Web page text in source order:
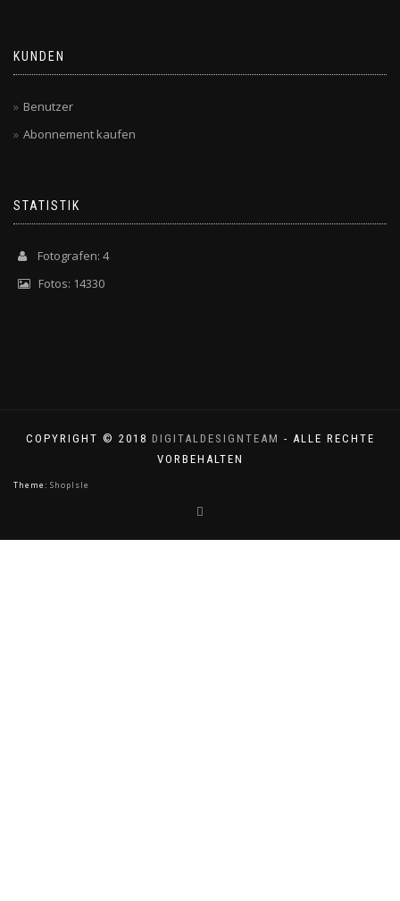
KUNDEN
Benutzer
Abonnement kaufen
STATISTIK
Fotografen: 4
Fotos: 14330
COPYRIGHT © 2018 DIGITALDESIGNTEAM - ALLE RECHTE
VORBEHALTEN
Theme: ShopIsle